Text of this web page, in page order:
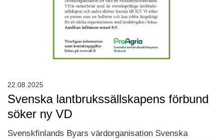
Svenska lantbrukssällskapens förbund
söker ny VD
Svenskfinlands Byars värdorganisation Svenska
22.08.2025